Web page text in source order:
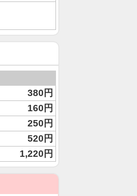
380円
160円
250円
520円
1,220円